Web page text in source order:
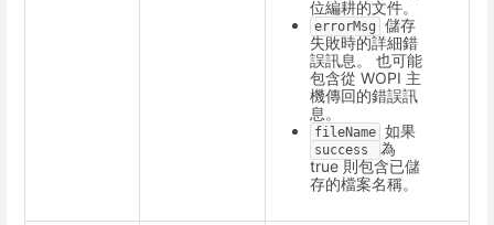
位編耕的文件。
errorMsg
儲存
失敗時的詳細錯
誤訊息。 也可能
包含從 WOPI 主
機傳回的錯誤訊
息。
fileName 如果
success
為
true 則包含已儲
存的檔案名稱。